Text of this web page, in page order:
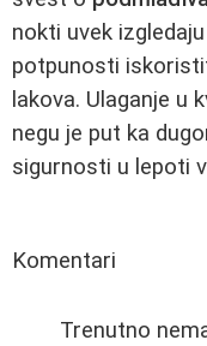
nokti uvek
potpunosti
lakova. Ulaganje u
negu je put ka
sigurnosti u lepoti
Komentari
Trenutno